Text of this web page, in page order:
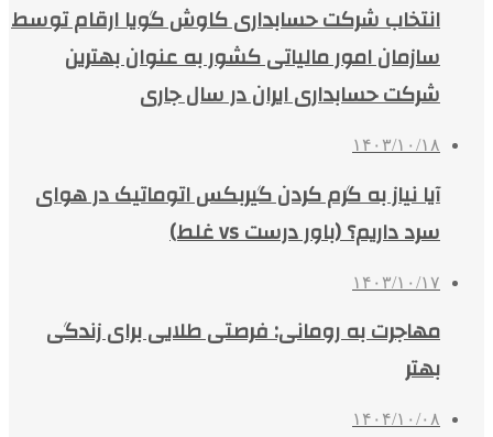
انتخاب شرکت حسابداری کاوش گویا ارقام توسط
سازمان امور مالیاتی کشور به عنوان بهترین
شرکت حسابداری ایران در سال جاری
۱۴۰۳/۱۰/۱۸
آیا نیاز به گرم کردن گیربکس اتوماتیک در هوای
سرد داریم؟ (باور درست vs غلط)
۱۴۰۳/۱۰/۱۷
مهاجرت به رومانی: فرصتی طلایی برای زندگی
بهتر
۱۴۰۴/۱۰/۰۸